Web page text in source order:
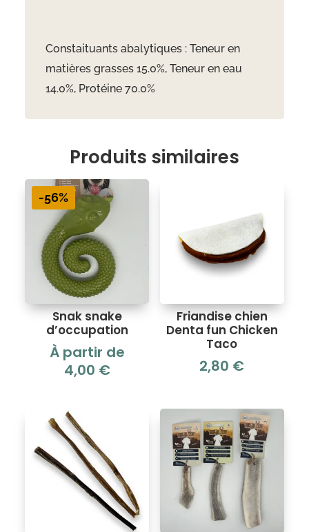
Constaituants abalytiques : Teneur en
matières grasses 15.0%, Teneur en eau
14.0%, Protéine 70.0%
Produits similaires
-56%
Snak snake
d’occupation
À partir de
4,00 €
Friandise chien
Denta fun Chicken
Taco
2,80 €